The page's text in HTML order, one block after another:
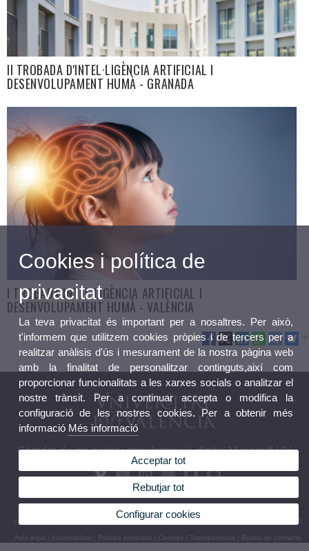
II TROBADA D'INTEL·LIGÈNCIA ARTIFICIAL I
DESENVOLUPAMENT HUMÀ - GRANADA
I TROBADA INTEL·LIGÈNCIA ARTIFICIAL I
DESENVOLUPAMENT HUMÀ - VALÈNCIA
Càtedra de privacitat i transformació digital Microsoft-UV
© 2026 UV. - Av. Blasco Ibáñez, 13. 46010 València. Espanya. Tel UV: (+34) 963 86 41 00
Avís legal Accessibilitat Política privacitat Cookies Transparència Bústia de contacte
Cookies i política de
privacitat
La teva privacitat és important per a nosaltres. Per això,
t'informem que utilitzem cookies pròpies i de tercers per a
realitzar anàlisis d'ús i mesurament de la nostra pàgina web
amb la finalitat de personalitzar continguts,així com
proporcionar funcionalitats a les xarxes socials o analitzar el
nostre trànsit. Per a continuar accepta o modifica la
configuració de les nostres cookies. Per a obtenir més
informació Més informació
Acceptar tot
Rebutjar tot
Configurar cookies